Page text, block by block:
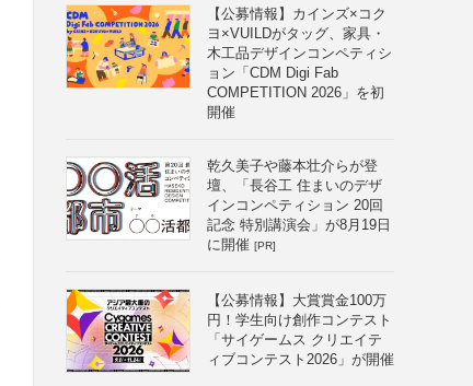
【公募情報】カインズ×コク
ヨ×VUILDがタッグ、家具・
木工品デザインコンペティシ
ョン「CDM Digi Fab
COMPETITION 2026」を初
開催
乾久美子や藤本壮介らが登
壇、「長谷工 住まいのデザ
インコンペティション 20回
記念 特別講演会」が8月19日
に開催 [PR]
【公募情報】大賞賞金100万
円！学生向け創作コンテスト
「サイゲームス クリエイテ
ィブコンテスト2026」が開催